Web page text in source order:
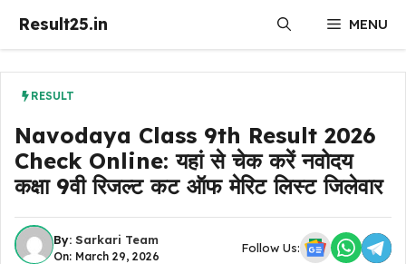
Result25.in MENU
RESULT
Navodaya Class 9th Result 2026
Check Online: यहां से चेक करें नवोदय
कक्षा 9वी रिजल्ट कट ऑफ मेरिट लिस्ट जिलेवार
By: Sarkari Team
On: March 29, 2026
Follow Us: